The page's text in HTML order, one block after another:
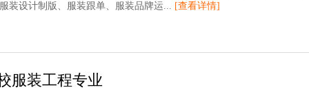
装设计制版、服装跟单、服装品牌运... [查看详情]
服装工程专业